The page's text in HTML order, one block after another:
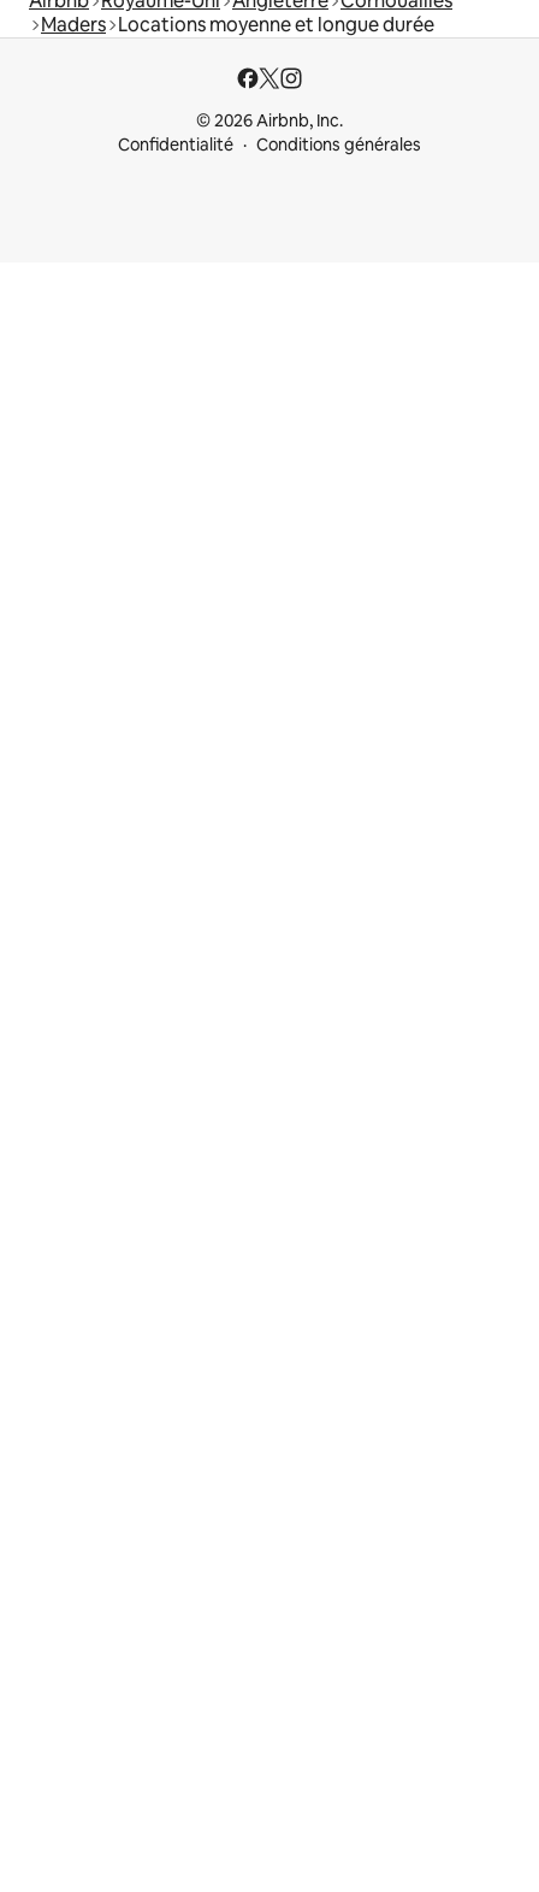
Maders Locations moyenne et longue durée
© 2026 Airbnb, Inc.
Confidentialité
Conditions générales